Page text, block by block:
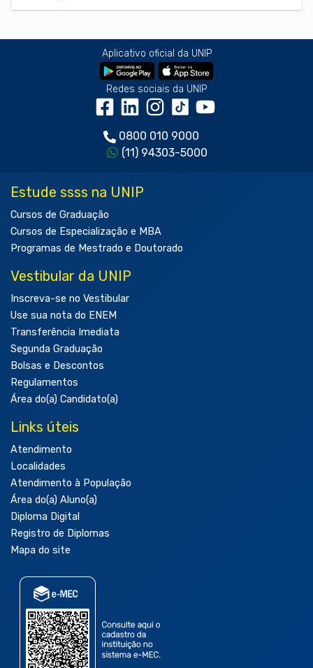
Aplicativo oficial da UNIP
Redes sociais da UNIP
0800 010 9000
(11) 94303-5000
Estude ssss na UNIP
Cursos de Graduação
Cursos de Especialização e MBA
Programas de Mestrado e Doutorado
Vestibular da UNIP
Inscreva-se no Vestibular
Use sua nota do ENEM
Transferência Imediata
Segunda Graduação
Bolsas e Descontos
Regulamentos
Área do(a) Candidato(a)
Links úteis
Atendimento
Localidades
Atendimento à População
Área do(a) Aluno(a)
Diploma Digital
Registro de Diplomas
Mapa do site